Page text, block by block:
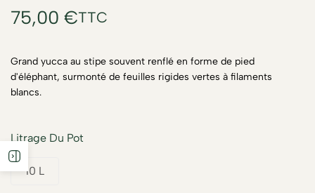
75,00 €TTC
Grand yucca au stipe souvent renflé en forme de pied
d'éléphant, surmonté de feuilles rigides vertes à filaments
blancs.
Litrage Du Pot
10 L